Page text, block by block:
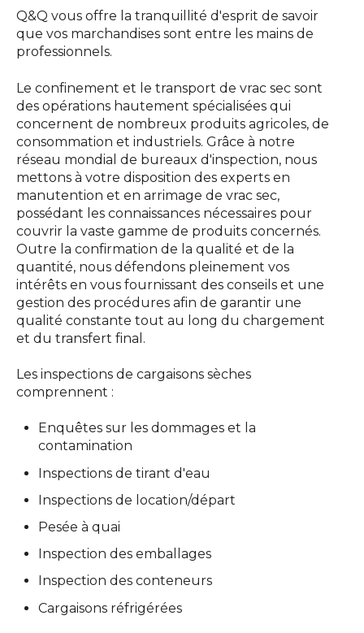
Q&Q vous offre la tranquillité d'esprit de savoir
que vos marchandises sont entre les mains de
professionnels.
Le confinement et le transport de vrac sec sont
des opérations hautement spécialisées qui
concernent de nombreux produits agricoles, de
consommation et industriels. Grâce à notre
réseau mondial de bureaux d'inspection, nous
mettons à votre disposition des experts en
manutention et en arrimage de vrac sec,
possédant les connaissances nécessaires pour
couvrir la vaste gamme de produits concernés.
Outre la confirmation de la qualité et de la
quantité, nous défendons pleinement vos
intérêts en vous fournissant des conseils et une
gestion des procédures afin de garantir une
qualité constante tout au long du chargement
et du transfert final.
Les inspections de cargaisons sèches
comprennent :
Enquêtes sur les dommages et la
contamination
Inspections de tirant d'eau
Inspections de location/départ
Pesée à quai
Inspection des emballages
Inspection des conteneurs
Cargaisons réfrigérées